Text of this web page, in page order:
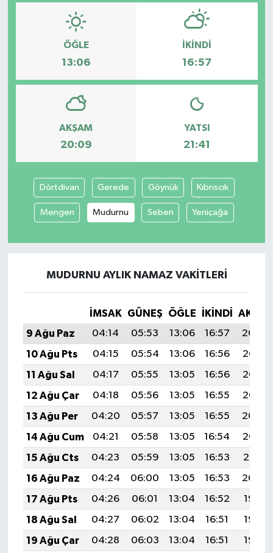
ÖĞLE
13:06
İKINDI
16:57
AKŞAM
20:09
YATSI
21:41
Dörtdivan Gerede Göynük Kıbrıscık
Mengen Mudurnu Seben Yeniçağa
MUDURNU AYLIK NAMAZ VAKITLERI
İMSAK GÜNEŞ ÖĞLE İKINDI
9 Ağu Paz
04:14 05:53 13:06 16:57
20:09
10 Ağu Pts
04:15 05:54 13:06 16:56
20:08
11 Ağu Sal
04:17 05:55 13:05 16:56
20:06
12 Ağu Çar
04:18 05:56 13:05 16:55
20:05
13 Ağu Per
04:20 05:57 13:05 16:55
20:04
14 Ağu Cum
04:21 05:58 13:05 16:54
20:02
15 Ağu Cts
04:23 05:59 13:05 16:53
20:01
16 Ağu Paz
04:24 06:00 13:05 16:53
20:00
17 Ağu Pts
04:26 06:01 13:04 16:52
19:58
18 Ağu Sal
04:27 06:02 13:04 16:51
19:57
19 Ağu Çar
04:28 06:03 13:04 16:51
19:55